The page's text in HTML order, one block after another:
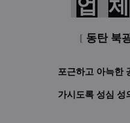
업 체
[ 동탄 북
포근하고 아늑한
가시도록 성심 성